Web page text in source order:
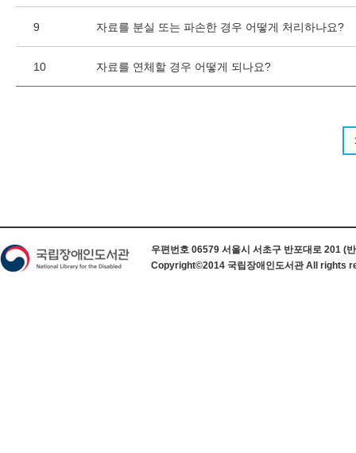
9 자료를 분실 또는 파손한 경우 어떻게 처리하나요?
10 자료를 연체할 경우 어떻게 되나요?
우편번호 06579 서울시 서초구 반포대로 201 (
Copyright©2014 국립장애인도서관 All rights